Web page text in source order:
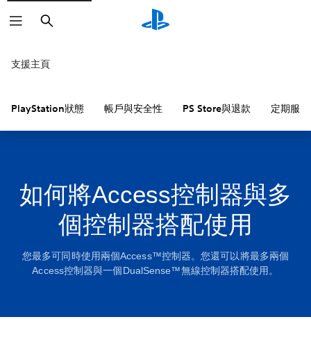
搜
尋
支援主頁
PlayStation狀態 帳戶與安全性 PS Store與退款 定期服務
如何將Access控制器與多
個控制器搭配使用
您最多可同時使用兩個Access™控制器。您還可以將最多兩個
Access控制器與一個DualSense™無線控制器搭配使用。